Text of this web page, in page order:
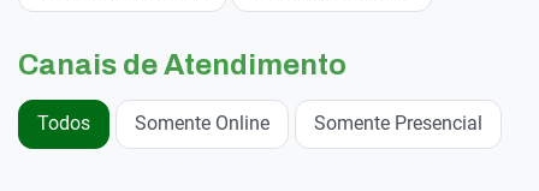
Canais de Atendimento
Todos Somente Online Somente Presencial